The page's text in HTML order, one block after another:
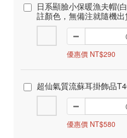
日系顯臉小保暖漁夫帽(
註顏色，無備注就隨機出
優惠價 NT$290
超仙氣質流蘇耳掛飾品
優惠價 NT$580